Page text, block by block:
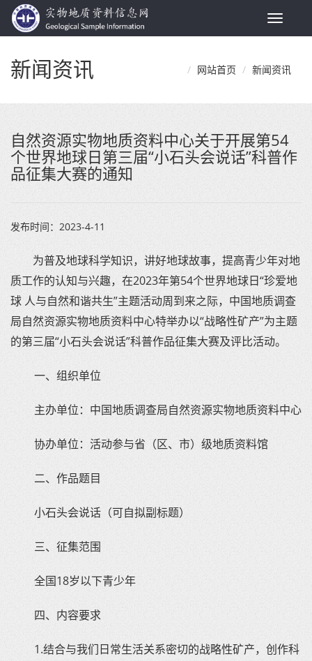
Toggle
新闻资讯 网站首页 新闻资讯
自然资源实物地质资料中心关于开展第54
个世界地球日第三届“小石头会说话”科普作
品征集大赛的通知
发布时间： 2023-4-11
为普及地球科学知识，讲好地球故事，提高青少年对地
质工作的认知与兴趣，在2023年第54个世界地球日“珍爱地
球 人与自然和谐共生”主题活动周到来之际，中国地质调查
局自然资源实物地质资料中心特举办以“战略性矿产”为主题
的第三届“小石头会说话”科普作品征集大赛及评比活动。
一、组织单位
主办单位：中国地质调查局自然资源实物地质资料中心
协办单位：活动参与省（区、市）级地质资料馆
二、作品题目
小石头会说话（可自拟副标题）
三、征集范围
全国18岁以下青少年
四、内容要求
1.结合与我们日常生活关系密切的战略性矿产，创作科